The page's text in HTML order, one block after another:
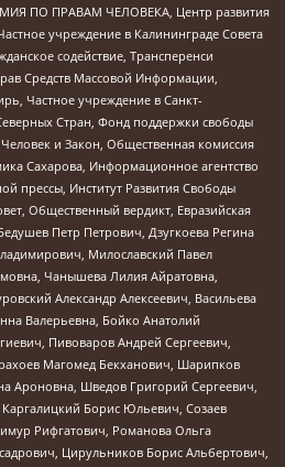
ПО ПРАВАМ ЧЕЛОВЕКА, Центр развития
учреждение в Калининграде Совета
содействие, Трансперенси
Средств Массовой Информации,
Частное учреждение в Санкт-
Стран, Фонд поддержки свободы
и Закон, Общественная комиссия
Сахарова, Информационное агентство
прессы, Институт Развития Свободы
Общественный вердикт, Евразийская
Петр Петрович, Дзугкоева Регина
Милославский Павел
Чанышева Лилия Айратовна,
Александр Алексеевич, Васильева
Валерьевна, Бойко Анатолий
Пивоваров Андрей Сергеевич,
Магомед Бекханович, Шарипков
Ароновна, Шведов Григорий Сергеевич,
Борис Юльевич, Созаев
Рифгатович, Романова Ольга
Цирульников Борис Альбертович,